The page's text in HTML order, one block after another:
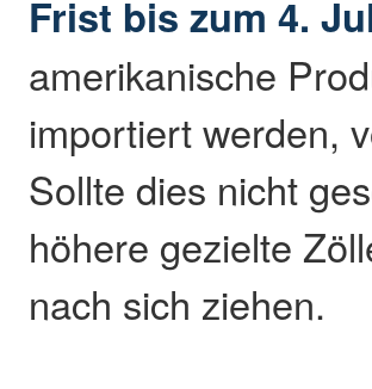
Frist bis zum 4.
amerikanische
importiert werden,
Sollte dies nicht
höhere gezielte
nach sich ziehen.